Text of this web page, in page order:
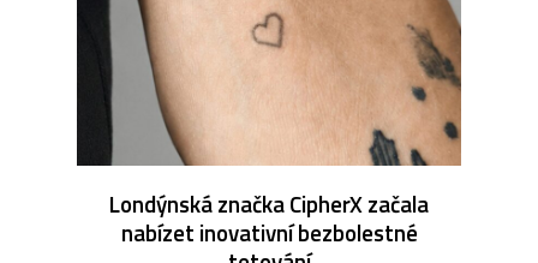
Londýnská značka CipherX začala
nabízet inovativní bezbolestné